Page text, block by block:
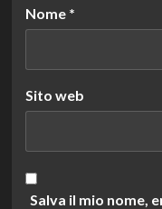
Nome *
Sito web
Salva il mio nome,